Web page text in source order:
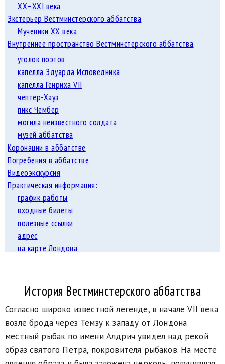
XX–XXI века
Экстерьер Вестминстерского аббатства
Мученики XX века
Внутреннее пространство Вестминстерского аббатства
уголок поэтов
капелла Эдуарда Исповедника
капелла Генриха VII
чептер-Хауз
пикс Чембер
могила неизвестного солдата
музей аббатства
Коронации в аббатстве
Погребения в аббатстве
Видеоэкскурсия
Практическая информация:
график работы
входные билеты
полезные ссылки
адрес
на карте Лондона
История Вестминстерского аббатства
Согласно широко известной легенде, в начале VII века
возле брода через Темзу к за­паду от Лондона
местный рыбак по имени Алдрич увидел над рекой
образ святого Петра, покровителя рыбаков. На месте